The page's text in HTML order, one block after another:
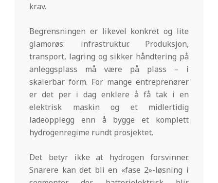
krav.
Begrensningen er likevel konkret og lite
glamorøs: infrastruktur. Produksjon,
transport, lagring og sikker håndtering på
anleggsplass må være på plass – i
skalerbar form. For mange entreprenører
er det per i dag enklere å få tak i en
elektrisk maskin og et midlertidig
ladeopplegg enn å bygge et komplett
hydrogenregime rundt prosjektet.
Det betyr ikke at hydrogen forsvinner.
Snarere kan det bli en «fase 2»-løsning i